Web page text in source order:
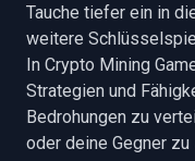
Tauche tiefer ein in
weitere
In Crypto Mining
Strategien und
Bedrohungen zu
oder deine Gegner zu